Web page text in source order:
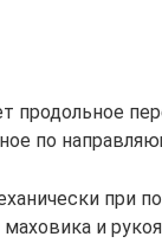
продольное
по
при
и